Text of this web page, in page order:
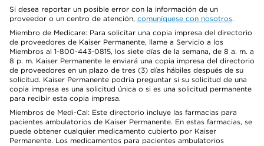
Si desea reportar un posible error con la información de un
proveedor o un centro de atención, comuníquese con nosotros.
Miembro de Medicare: Para solicitar una copia impresa del directorio
de proveedores de Kaiser Permanente, llame a Servicio a los
Miembros al 1-800-443-0815, los siete días de la semana, de 8 a. m. a
8 p. m. Kaiser Permanente le enviará una copia impresa del directorio
de proveedores en un plazo de tres (3) días hábiles después de su
solicitud. Kaiser Permanente podría preguntar si su solicitud de una
copia impresa es una solicitud única o si es una solicitud permanente
para recibir esta copia impresa.
Miembros de Medi-Cal: Este directorio incluye las farmacias para
pacientes ambulatorios de Kaiser Permanente. En estas farmacias, se
puede obtener cualquier medicamento cubierto por Kaiser
Permanente. Los medicamentos para pacientes ambulatorios